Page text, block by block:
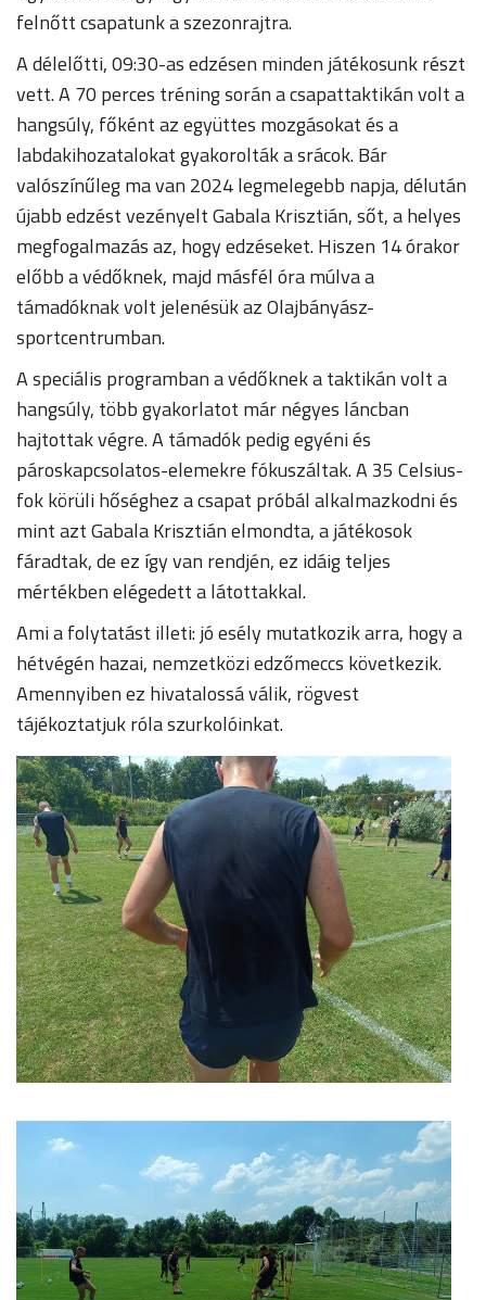
felnőtt csapatunk a szezonrajtra.
A délelőtti, 09:30-as edzésen minden játékosunk részt
vett. A 70 perces tréning során a csapattaktikán volt a
hangsúly, főként az együttes mozgásokat és a
labdakihozatalokat gyakorolták a srácok. Bár
valószínűleg ma van 2024 legmelegebb napja, délután
újabb edzést vezényelt Gabala Krisztián, sőt, a helyes
megfogalmazás az, hogy edzéseket. Hiszen 14 órakor
előbb a védőknek, majd másfél óra múlva a
támadóknak volt jelenésük az Olajbányász-
sportcentrumban.
A speciális programban a védőknek a taktikán volt a
hangsúly, több gyakorlatot már négyes láncban
hajtottak végre. A támadók pedig egyéni és
pároskapcsolatos-elemekre fókuszáltak. A 35 Celsius-
fok körüli hőséghez a csapat próbál alkalmazkodni és
mint azt Gabala Krisztián elmondta, a játékosok
fáradtak, de ez így van rendjén, ez idáig teljes
mértékben elégedett a látottakkal.
Ami a folytatást illeti: jó esély mutatkozik arra, hogy a
hétvégén hazai, nemzetközi edzőmeccs következik.
Amennyiben ez hivatalossá válik, rögvest
tájékoztatjuk róla szurkolóinkat.